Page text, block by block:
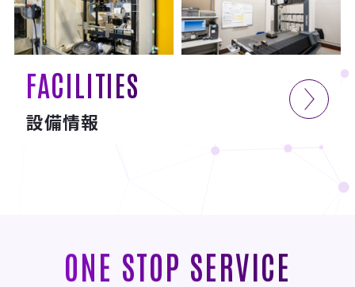
FACILITIES
設備情報
ONE STOP SERVICE